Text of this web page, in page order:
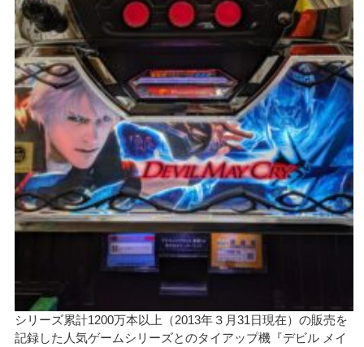
シリーズ累計1200万本以上（2013年３月31日現在）の販売を
記録した人気ゲームシリーズとのタイアップ機『デビル メイ